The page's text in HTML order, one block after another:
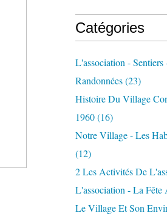
Catégories
L'association - Sentiers
Randonnées(23)
Histoire Du Village
1960(16)
Notre Village - Les
(12)
2 Les Activités De
L'association - La
Le Village Et Son